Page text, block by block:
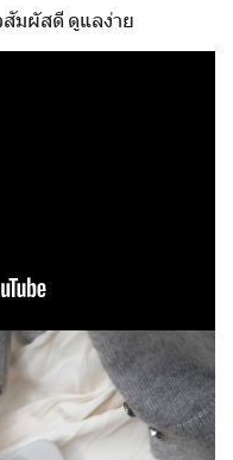
มผัสดี ดูแลง่าย